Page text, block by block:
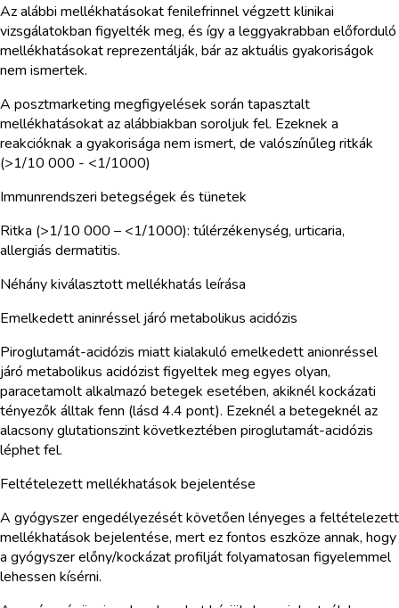
Az alábbi mellékhatásokat fenilefrinnel végzett klinikai
vizsgálatokban figyelték meg, és így a leggyakrabban előforduló
mellékhatásokat reprezentálják, bár az aktuális gyakoriságok
nem ismertek.
A posztmarketing megfigyelések során tapasztalt
mellékhatásokat az alábbiakban soroljuk fel. Ezeknek a
reakcióknak a gyakorisága nem ismert, de valószínűleg ritkák
(>1/10 000 - <1/1000)
Immunrendszeri betegségek és tünetek
Ritka (>1/10 000 – <1/1000): túlérzékenység, urticaria,
allergiás dermatitis.
Néhány kiválasztott mellékhatás leírása
Emelkedett aninréssel járó metabolikus acidózis
Piroglutamát-acidózis miatt kialakuló emelkedett anionréssel
járó metabolikus acidózist figyeltek meg egyes olyan,
paracetamolt alkalmazó betegek esetében, akiknél kockázati
tényezők álltak fenn (lásd 4.4 pont). Ezeknél a betegeknél az
alacsony glutationszint következtében piroglutamát-acidózis
léphet fel.
Feltételezett mellékhatások bejelentése
A gyógyszer engedélyezését követően lényeges a feltételezett
mellékhatások bejelentése, mert ez fontos eszköze annak, hogy
a gyógyszer előny/kockázat profilját folyamatosan figyelemmel
lehessen kísérni.